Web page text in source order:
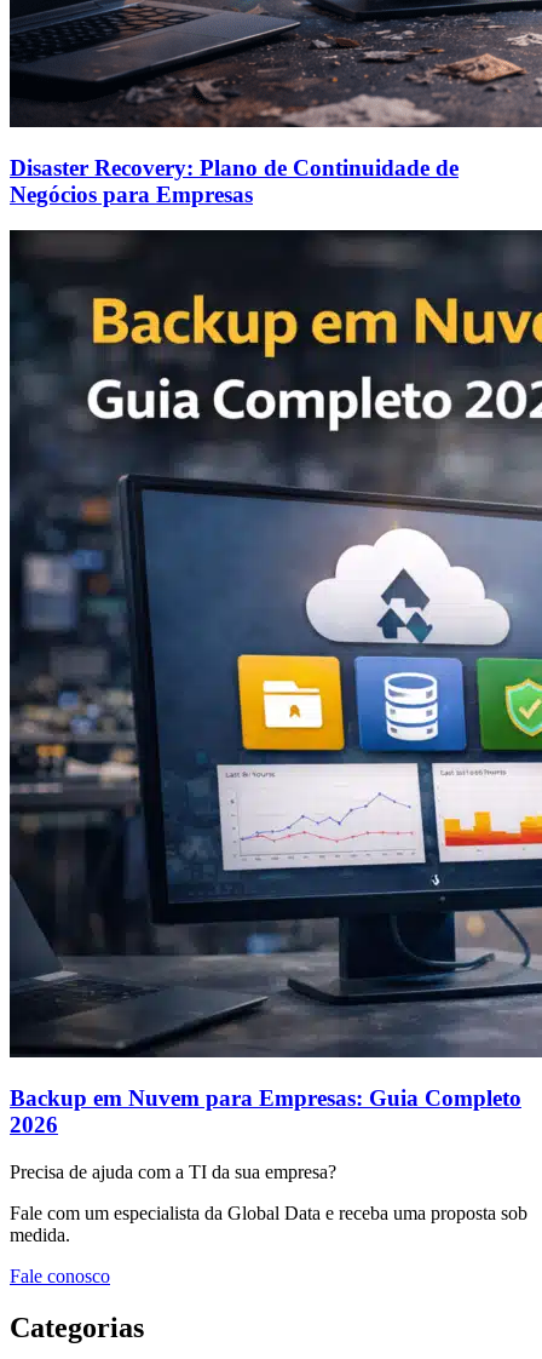
Disaster Recovery: Plano de Continuidade de
Negócios para Empresas
Backup em Nuvem para Empresas: Guia Completo
2026
Precisa de ajuda com a TI da sua empresa?
Fale com um especialista da Global Data e receba uma proposta sob
medida.
Fale conosco
Categorias